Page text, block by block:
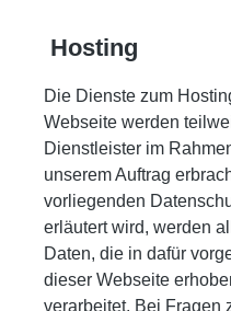
Hosting
Die Dienste zum
Webseite werden
Dienstleister im
unserem Auftrag
vorliegenden
erläutert wird, werden
Daten, die in dafür
dieser Webseite
verarbeitet. Bei Fragen